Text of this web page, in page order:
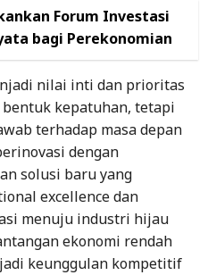
Forum Investasi
bagi Perekonomian
nilai inti dan prioritas
kepatuhan, tetapi
terhadap masa depan
dengan
solusi baru yang
excellence dan
menuju industri hijau
ekonomi rendah
keunggulan kompetitif